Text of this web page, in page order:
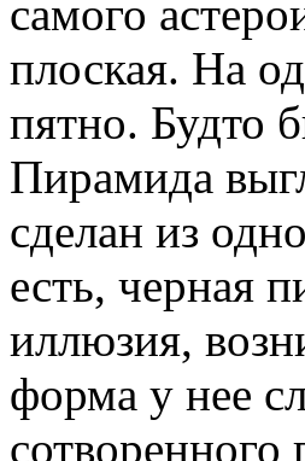
самого
плоская. На
пятно. Будто
Пирамида
сделан из
есть, черная
иллюзия,
форма у нее
сотворенного